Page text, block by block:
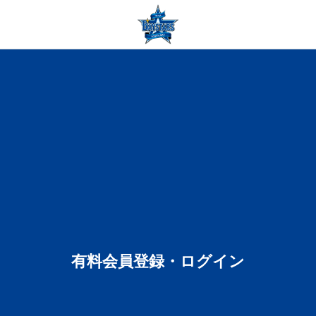
有料会員登録・ログイン